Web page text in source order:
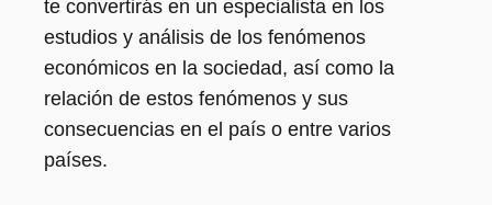
te convertirás en un especialista en los
estudios y análisis de los fenómenos
económicos en la sociedad, así como la
relación de estos fenómenos y sus
consecuencias en el país o entre varios
países.